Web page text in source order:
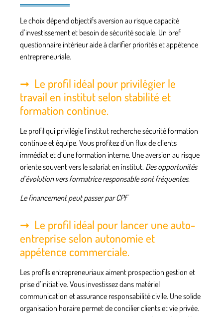
Le choix dépend objectifs aversion au risque capacité
d’investissement et besoin de sécurité sociale. Un bref
questionnaire intérieur aide à clarifier priorités et appétence
entrepreneuriale.
Le profil idéal pour privilégier le
travail en institut selon stabilité et
formation continue.
Le profil qui privilégie l’institut recherche sécurité formation
continue et équipe. Vous profitez d’un flux de clients
immédiat et d’une formation interne. Une aversion au risque
oriente souvent vers le salariat en institut. Des opportunités
d’évolution vers formatrice responsable sont fréquentes.
Le financement peut passer par CPF
Le profil idéal pour lancer une auto-
entreprise selon autonomie et
appétence commerciale.
Les profils entrepreneuriaux aiment prospection gestion et
prise d’initiative. Vous investissez dans matériel
communication et assurance responsabilité civile. Une solide
organisation horaire permet de concilier clients et vie privée.